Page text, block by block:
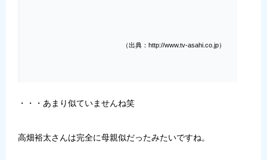
（出典：http://www.tv-asahi.co.jp）
・・・あまり似ていませんね笑
高畑裕太さんは完全に母親似だったみたいですね。